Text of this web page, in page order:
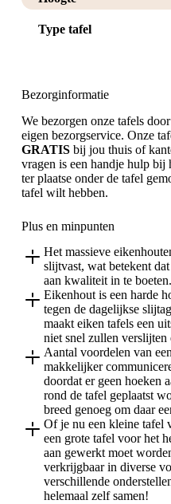
Type tafel
Bezorginformatie
We bezorgen onze tafels
eigen bezorgservice. Onze
GRATISbij jou thuis of
vragen is een handje hulp
ter plaatse onder de tafel
tafel wilt hebben.
Plus en minpunten
Het massieve
slijtvast, wat betekent
aan kwaliteit in te boeten.
Eikenhout is een harde
tegen de dagelijkse
maakt eiken tafels een
niet snel zullen verslijten
Aantal voordelen van
makkelijker
doordat er geen hoeken
rond de tafel geplaatst
breed genoeg om daar
Of je nu een kleine tafel
een grote tafel voor het
aan gewerkt moet
verkrijgbaar in diverse
verschillende
helemaal zelf samen!